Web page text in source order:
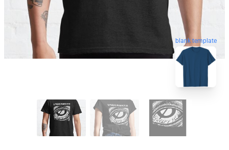
blank template